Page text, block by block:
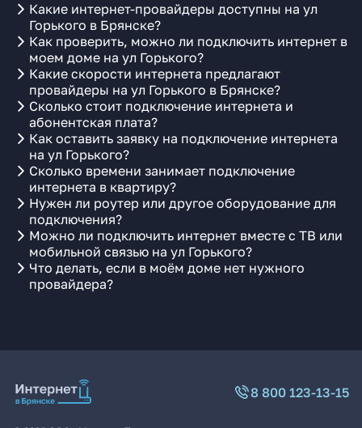
Какие интернет-провайдеры доступны на ул
Горького в Брянске?
Как проверить, можно ли подключить интернет в
моем доме на ул Горького?
Какие скорости интернета предлагают
провайдеры на ул Горького в Брянске?
Сколько стоит подключение интернета и
абонентская плата?
Как оставить заявку на подключение интернета
на ул Горького?
Сколько времени занимает подключение
интернета в квартиру?
Нужен ли роутер или другое оборудование для
подключения?
Можно ли подключить интернет вместе с ТВ или
мобильной связью на ул Горького?
Что делать, если в моём доме нет нужного
провайдера?
8 800 123-13-15